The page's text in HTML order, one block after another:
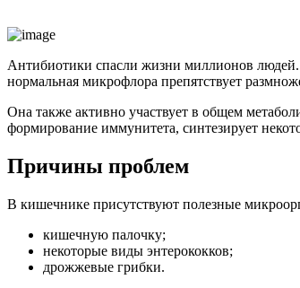
Антибиотики спасли жизни миллионов
нормальная микрофлора препятствует
Она также активно участвует в общем
формирование иммунитета, синтезирует
Причины проблем
В кишечнике присутствуют полезные
кишечную палочку;
некоторые виды энтерококков;
дрожжевые грибки.